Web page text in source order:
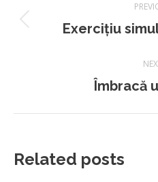
navigation
Exercițiu
Îmbracă
Related posts